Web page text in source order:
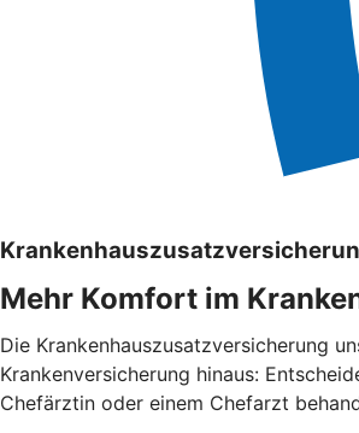
Mehr Komfort im
Die Krankenhauszusatzversicherung
Krankenversicherung hinaus:
Chefärztin oder einem Chefarzt